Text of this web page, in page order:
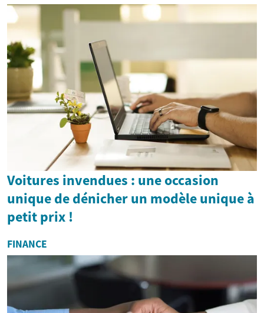
Voitures invendues : une occasion
unique de dénicher un modèle unique à
petit prix !
FINANCE